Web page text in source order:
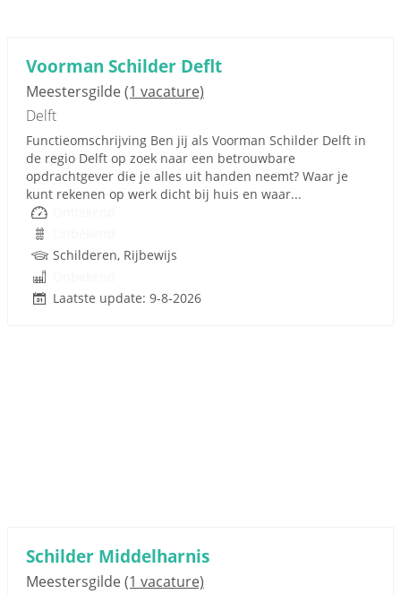
Voorman Schilder Deflt
Meestersgilde(1 vacature)
Delft
Functieomschrijving Ben jij als Voorman Schilder Delft in
de regio Delft op zoek naar een betrouwbare
opdrachtgever die je alles uit handen neemt? Waar je
kunt rekenen op werk dicht bij huis en waar...
Schilderen, Rijbewijs
Laatste update: 9-8-2026
Schilder Middelharnis
Meestersgilde(1 vacature)